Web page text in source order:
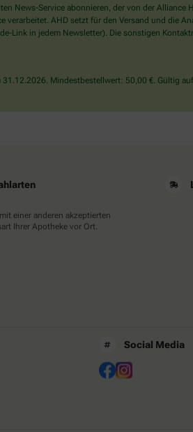
Mensch?
Dann
wählen
LKW.
News-Service abonnieren, der von der
verarbeitet. AHD setzt für den Versand und die
Link in jedem Newsletter). Die sonstigen
Mindestbestellwert: 50,00 €. Gültig
einer anderen akzeptierten
Ihrer Apotheke vor Ort.
Social Media